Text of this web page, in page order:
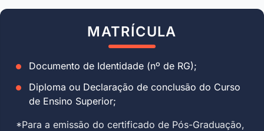
MATRÍCULA
Documento de Identidade (nº de RG);
Diploma ou Declaração de conclusão do Curso
de Ensino Superior;
*Para a emissão do certificado de Pós-Graduação,